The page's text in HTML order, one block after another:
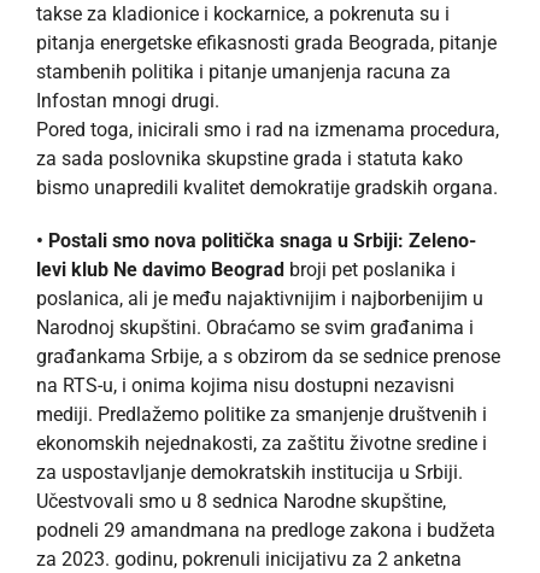
takse za kladionice i kockarnice, a pokrenuta su i
pitanja energetske efikasnosti grada Beograda, pitanje
stambenih politika i pitanje umanjenja racuna za
Infostan mnogi drugi.
Pored toga, inicirali smo i rad na izmenama procedura,
za sada poslovnika skupstine grada i statuta kako
bismo unapredili kvalitet demokratije gradskih organa.
• Postali smo nova politička snaga u Srbiji: Zeleno-
levi klub Ne davimo Beograd broji pet poslanika i
poslanica, ali je među najaktivnijim i najborbenijim u
Narodnoj skupštini. Obraćamo se svim građanima i
građankama Srbije, a s obzirom da se sednice prenose
na RTS-u, i onima kojima nisu dostupni nezavisni
mediji. Predlažemo politike za smanjenje društvenih i
ekonomskih nejednakosti, za zaštitu životne sredine i
za uspostavljanje demokratskih institucija u Srbiji.
Učestvovali smo u 8 sednica Narodne skupštine,
podneli 29 amandmana na predloge zakona i budžeta
za 2023. godinu, pokrenuli inicijativu za 2 anketna